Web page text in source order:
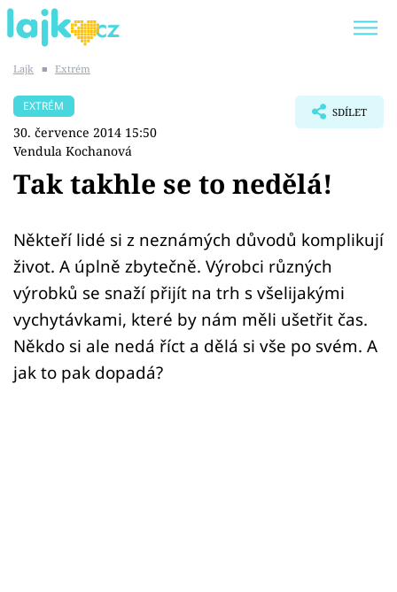
SHOPAHOLICADEL
Showbyznys
Youtubeři
Virály
Lajk ■ Extrém
EXTRÉM
30. července 2014 15:50
Vendula Kochanová
SDÍLET
Tak takhle se to nedělá!
Někteří lidé si z neznámých důvodů komplikují
život. A úplně zbytečně. Výrobci různých
výrobků se snaží přijít na trh s všelijakými
vychytávkami, které by nám měli ušetřit čas.
Někdo si ale nedá říct a dělá si vše po svém. A
jak to pak dopadá?